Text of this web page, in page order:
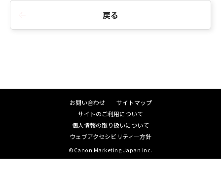
戻る
お問い合わせ
サイトマップ
サイトのご利用について
個人情報の取り扱いについて
ウェブアクセシビリティ―方針
©Canon Marketing Japan Inc.